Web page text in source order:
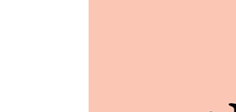
02 신선이 되고자 한 사람들